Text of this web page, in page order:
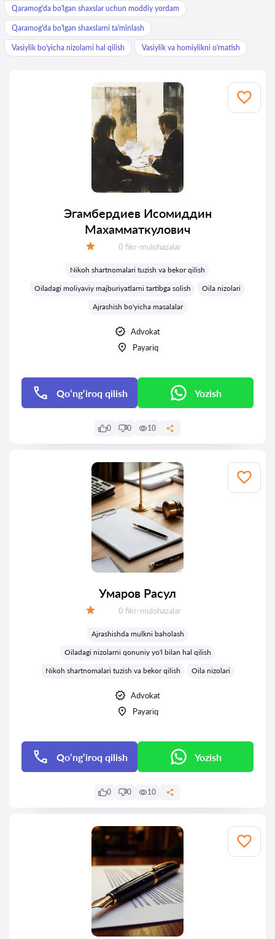
Qaramog'da bo'lgan shaxslar uchun moddiy yordam
Qaramog'da bo'lgan shaxslarni ta'minlash
Vasiylik bo'yicha nizolarni hal qilish Vasiylik va homiylikni o'rnatish
Эгамбердиев Исомиддин
Махамматкулович
Fikrlar:
0 fikr-mulohazalar
Nikoh shartnomalari tuzish va bekor qilish
Oiladagi moliyaviy majburiyatlarni tartibga solish
Oila nizolari
Ajrashish bo'yicha masalalar
Advokat
Payariq
Qo‘ng‘iroq qilish Yozish
0 0 10
Умаров Расул
Fikrlar:
0 fikr-mulohazalar
Ajrashishda mulkni baholash
Oiladagi nizolarni qonuniy yo'l bilan hal qilish
Nikoh shartnomalari tuzish va bekor qilish
Oila nizolari
Advokat
Payariq
Qo‘ng‘iroq qilish Yozish
0 0 10